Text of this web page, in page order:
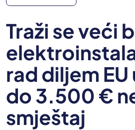
Traži se veći
rad diljem EU
do 3.500 €
smještaj